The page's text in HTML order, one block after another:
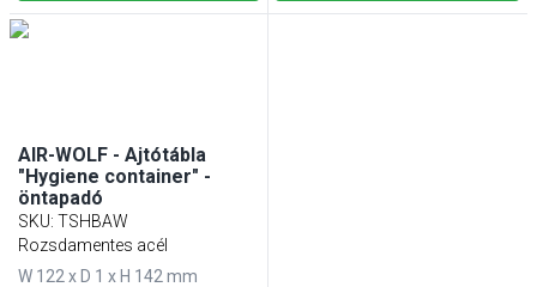
AIR-WOLF - Ajtótábla
"Hygiene container" -
öntapadó
SKU: TSHBAW
Rozsdamentes acél
W 122 x D 1 x H 142 mm